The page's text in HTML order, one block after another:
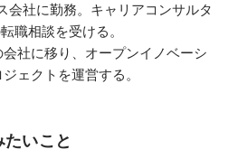
会社に勤務。キャリアコンサルタ
職相談を受ける。
社に移り、オープンイノベーシ
ェクトを運営する。
いこと